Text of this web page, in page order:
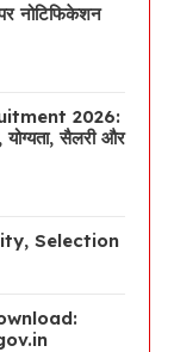
नोटिफिकेशन
2026:
योग्यता, सैलरी और
Selection